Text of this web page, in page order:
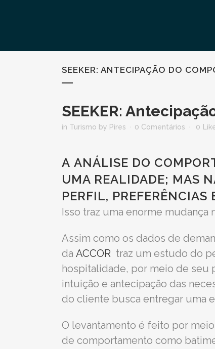
SEEKER: ANTECIPAÇÃO DO
SEEKER:
in Turismo by Pires 0 Comentários 0
A ANÁLISE DO
UMA REALIDADE; MAS
PERFIL,
Isso traz uma enorme
Assim como os dados de
da ACCOR traz um estudo do
hospitalidade, por meio de seu
intuição e antecipação das
do cliente busca entregar uma
O levantamento é feito por
de comportamento como